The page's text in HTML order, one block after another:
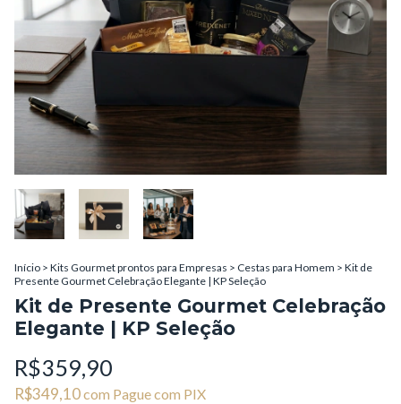
Início > Kits Gourmet prontos para Empresas > Cestas para Homem > Kit de
Presente Gourmet Celebração Elegante | KP Seleção
Kit de Presente Gourmet Celebração
Elegante | KP Seleção
R$359,90
R$349,10com Pague com PIX